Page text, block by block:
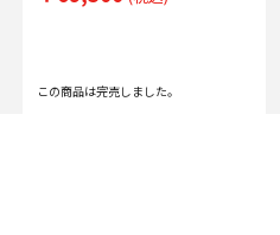
この商品は完売しました。